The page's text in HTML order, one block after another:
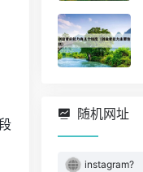
随机网址
instagram?